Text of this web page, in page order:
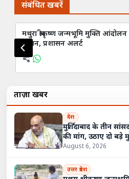
संबंधित खबरें
मथुरा श्रीकृष्ण जन्मभूमि मुक्ति
ऐलान, प्रशासन अलर्ट
ताज़ा खबरें
देश
मुर्शिदाबाद के तीन
की मांग, उठाए दो बड़े
August 6, 2026
उत्तर प्रदेश